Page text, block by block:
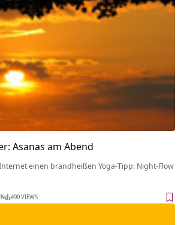
Asanas am Abend
einen brandheißen Yoga-Tipp: Night-Flow
490 VIEWS